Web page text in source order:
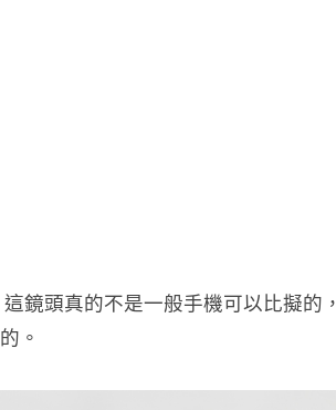
鏡頭真的不是一般手機可以比擬的，
。